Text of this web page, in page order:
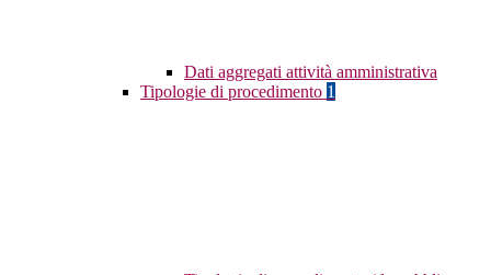
Dati aggregati attività amministrativa
Tipologie di procedimento 1